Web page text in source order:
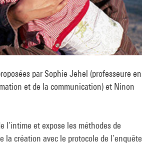
par Sophie Jehel (professeure en
et de la communication) et Ninon
l’intime et expose les méthodes de
la création avec le protocole de l’enquête